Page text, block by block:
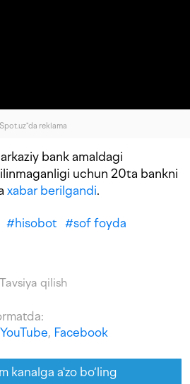
reklama
bank amaldagi
uchun 20ta bankni
xabar berilgandi.
#hisobot #sof foyda
Tavsiya qilish
YouTube, Facebook
kanalga a'zo bo‘ling